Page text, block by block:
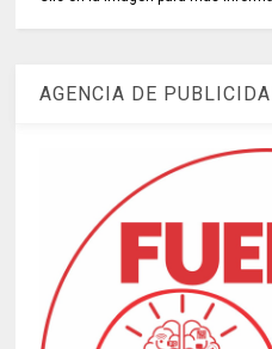
AGENCIA DE